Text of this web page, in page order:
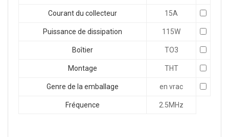
Courant du collecteur 15A
Puissance de dissipation 115W
Boîtier TO3
Montage THT
Genre de la emballage en vrac
Fréquence 2.5MHz